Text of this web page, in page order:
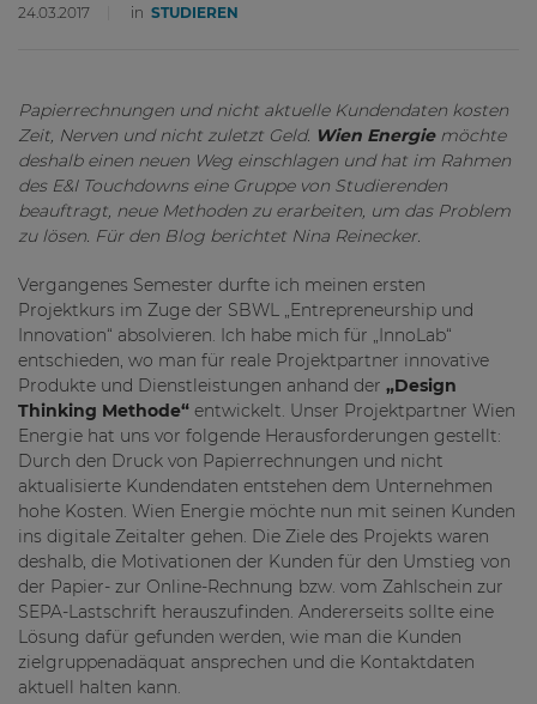
24.03.2017 in STUDIEREN
Papierrechnungen und nicht aktuelle Kundendaten kosten
Zeit, Nerven und nicht zuletzt Geld. Wien Energiemöchte
deshalb einen neuen Weg einschlagen und hat im Rahmen
des E&I Touchdowns eine Gruppe von Studierenden
beauftragt, neue Methoden zu erarbeiten, um das Problem
zu lösen. Für den Blog berichtet Nina Reinecker.
Vergangenes Semester durfte ich meinen ersten
Projektkurs im Zuge der SBWL „Entrepreneurship und
Innovation“ absolvieren. Ich habe mich für „InnoLab“
entschieden, wo man für reale Projektpartner innovative
Produkte und Dienstleistungen anhand der „Design
Thinking Methode“ entwickelt. Unser Projektpartner Wien
Energie hat uns vor folgende Herausforderungen gestellt:
Durch den Druck von Papierrechnungen und nicht
aktualisierte Kundendaten entstehen dem Unternehmen
hohe Kosten. Wien Energie möchte nun mit seinen Kunden
ins digitale Zeitalter gehen. Die Ziele des Projekts waren
deshalb, die Motivationen der Kunden für den Umstieg von
der Papier- zur Online-Rechnung bzw. vom Zahlschein zur
SEPA-Lastschrift herauszufinden. Andererseits sollte eine
Lösung dafür gefunden werden, wie man die Kunden
zielgruppenadäquat ansprechen und die Kontaktdaten
aktuell halten kann.